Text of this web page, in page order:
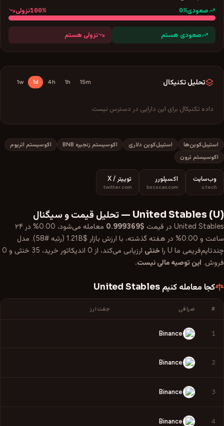
صعودی 0%
100% نزولی
صعودی هستم نزولی هستم
تحلیل تکنیکال 15m
1h
4h
1d
1w
داده تکنیکال برای این دارایی در دسترس نیست.
استیبل‌کوین‌ها استیبل‌کوین دلاری اکوسیستم زنجیره BNB
اکوسیستم اتریوم
اکوسیستم ترون
وب‌سایت
u.tech
اکسپلورر
bscscan.com
توییتر / X
twitter.com
United Stables (U) — تحلیل قیمت و سیگنال
United Stables در قیمت $0.999369 معامله می‌شود، 0.00%
در ۲۴
ساعت و 0.00% در هفته گذشته، با ارزش بازار $1.21B (رتبه #58). مدل
چندتایم‌فریمی ما U را خنثی ارزیابی می‌کند، از 0 اندیکاتور خرید، 35 خنثی و 0
فروش. این توصیه مالی نیست.
کجا معامله کنیم United Stables
# صرافی جفت‌ارز
1
Binance
2
Binance
3
Binance
4
Binance